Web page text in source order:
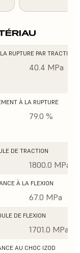
RUPTURE PAR TRACTION
40.4 MPa
À LA RUPTURE
79.0 %
DE TRACTION
1800.0 MPa
À LA FLEXION
67.0 MPa
DE FLEXION
1701.0 MPa
AU CHOC IZOD